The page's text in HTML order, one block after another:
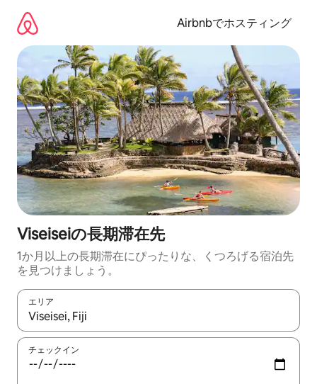
Airbnbでホスティング
Viseiseiの長期滞在先
1か月以上の長期滞在にぴったりな、くつろげる宿泊先
を見つけましょう。
エリア
検索結果が表示されたら、上下の矢印キーを使って移動するか
チェックイン